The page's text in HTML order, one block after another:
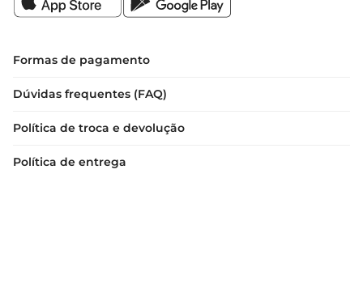
Ideal para: Acompanhamentos e pratos principais
Formas de pagamento
Dúvidas frequentes (FAQ)
Política de troca e devolução
Política de entrega